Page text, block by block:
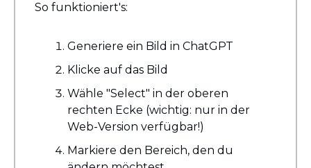
So funktioniert's:
Generiere ein Bild in ChatGPT
Klicke auf das Bild
Wähle "Select" in der oberen
rechten Ecke (wichtig: nur in der
Web-Version verfügbar!)
Markiere den Bereich, den du